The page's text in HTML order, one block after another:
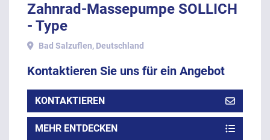
Zahnrad-Massepumpe SOLLICH
- Type
Bad Salzuflen, Deutschland
Kontaktieren Sie uns für ein Angebot
KONTAKTIEREN
MEHR ENTDECKEN